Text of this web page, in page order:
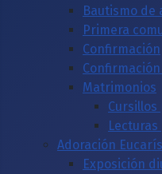
Bautismo de
Primera
Confirmación
Matrimonios
Adoración
Exposición